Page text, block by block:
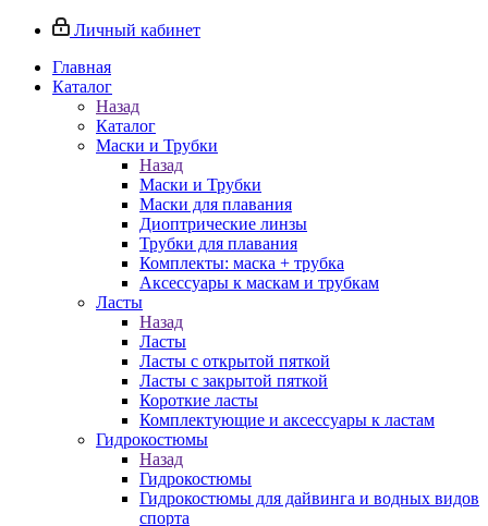
Личный кабинет
Главная
Каталог
Назад
Каталог
Маски и Трубки
Назад
Маски и Трубки
Маски для плавания
Диоптрические линзы
Трубки для плавания
Комплекты: маска + трубка
Аксессуары к маскам и трубкам
Ласты
Назад
Ласты
Ласты с открытой пяткой
Ласты с закрытой пяткой
Короткие ласты
Комплектующие и аксессуары к ластам
Гидрокостюмы
Назад
Гидрокостюмы
Гидрокостюмы для дайвинга и водных видов
спорта